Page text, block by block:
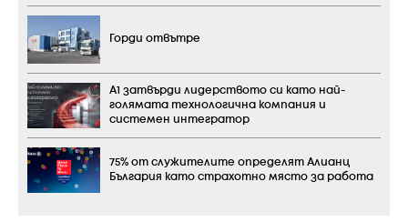
Горди отвътре
А1 затвърди лидерството си като най-
голямата технологична компания и
системен интегратор
75% от служителите определят Алианц
България като страхотно място за работа